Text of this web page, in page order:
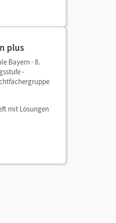
plus
Bayern · 8.
-
mit Lösungen